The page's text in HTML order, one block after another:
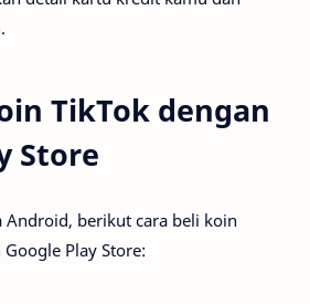
TikTok dengan
Store
Android, berikut cara beli koin
Play Store: